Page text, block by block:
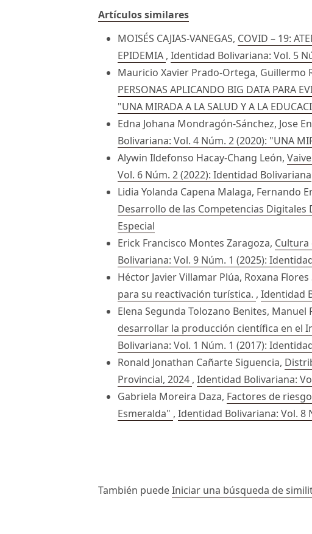
Artículos similares
MOISÉS CAJIAS-VANEGAS, COVID – 19:
EPIDEMIA ,Identidad Bolivariana: Vol. 5
Mauricio Xavier Prado-Ortega,
PERSONAS APLICANDO BIG DATA PARA
"UNA MIRADA A LA SALUD Y A LA
Edna Johana Mondragón-Sánchez, Jose
Bolivariana: Vol. 4 Núm. 2 (2020): "UNA
Alywin Ildefonso Hacay-Chang León,
Vol. 6 Núm. 2 (2022): Identidad Bolivariana
Lidia Yolanda Capena Malaga, Fernando
Desarrollo de las Competencias Digitales
Especial
Erick Francisco Montes Zaragoza, Cultura
Bolivariana: Vol. 9 Núm. 1 (2025):
Héctor Javier Villamar Plúa, Roxana
para su reactivación turística. ,Identidad
Elena Segunda Tolozano Benites,
desarrollar la producción científica en el
Bolivariana: Vol. 1 Núm. 1 (2017):
Ronald Jonathan Cañarte Siguencia,
Provincial, 2024 ,Identidad Bolivariana:
Gabriela Moreira Daza, Factores de
Esmeralda" ,Identidad Bolivariana: Vol. 8
También puedeIniciar una búsqueda de